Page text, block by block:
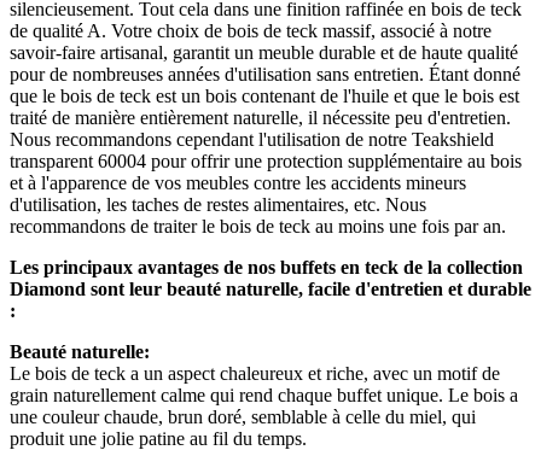
silencieusement. Tout cela dans une finition raffinée en bois de teck
de qualité A. Votre choix de bois de teck massif, associé à notre
savoir-faire artisanal, garantit un meuble durable et de haute qualité
pour de nombreuses années d'utilisation sans entretien. Étant donné
que le bois de teck est un bois contenant de l'huile et que le bois est
traité de manière entièrement naturelle, il nécessite peu d'entretien.
Nous recommandons cependant l'utilisation de notre Teakshield
transparent 60004 pour offrir une protection supplémentaire au bois
et à l'apparence de vos meubles contre les accidents mineurs
d'utilisation, les taches de restes alimentaires, etc. Nous
recommandons de traiter le bois de teck au moins une fois par an.
Les principaux avantages de nos buffets en teck de la collection
Diamond sont leur beauté naturelle, facile d'entretien et durable
:
Beauté naturelle:
Le bois de teck a un aspect chaleureux et riche, avec un motif de
grain naturellement calme qui rend chaque buffet unique. Le bois a
une couleur chaude, brun doré, semblable à celle du miel, qui
produit une jolie patine au fil du temps.